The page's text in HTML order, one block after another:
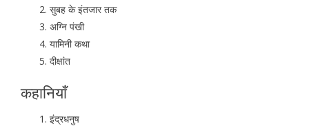
सुबह के इंतजार तक
अग्नि पंखी
यामिनी कथा
दीक्षांत
कहानियाँ
इंद्रधनुष